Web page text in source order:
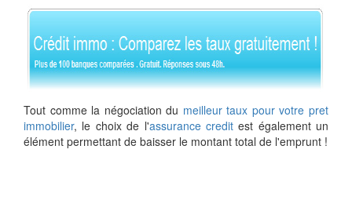
Tout comme la négociation du meilleur taux pour votre pret
immobilier, le choix de l'assurance creditest également un
élément permettant de baisser le montant total de l'emprunt !